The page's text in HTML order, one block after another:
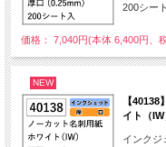
200シー
価格： 7,040円(本体 6,400円、
NEW
【
イト（
インクジ